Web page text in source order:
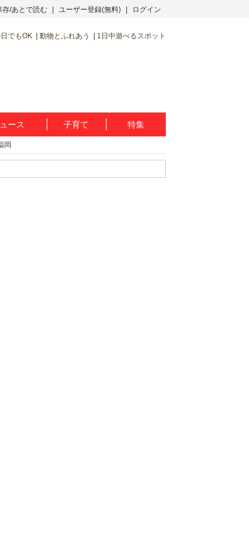
存/あとで読む ユーザー登録(無料) ログイン
でもOK 動物とふれあう 1日中遊べるスポット
ース 子育て 特集
岡